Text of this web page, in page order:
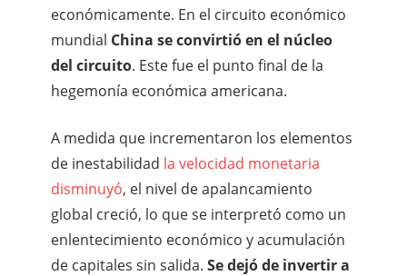
económicamente. En el circuito económico
mundial China se convirtió en el núcleo
del circuito. Este fue el punto final de la
hegemonía económica americana.
A medida que incrementaron los elementos
de inestabilidad la velocidad monetaria
disminuyó, el nivel de apalancamiento
global creció, lo que se interpretó como un
enlentecimiento económico y acumulación
de capitales sin salida. Se dejó de invertir a